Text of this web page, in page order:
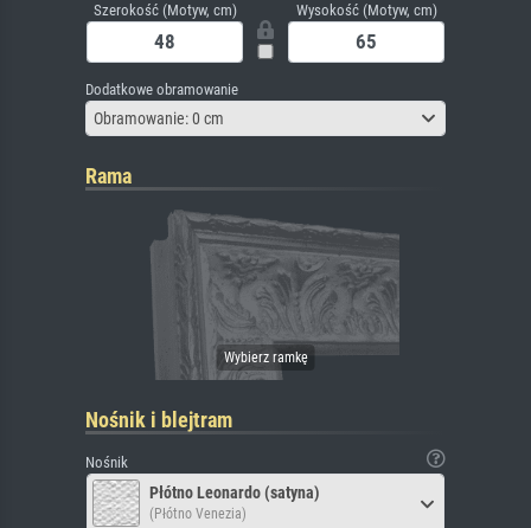
Szerokość (Motyw, cm) Wysokość (Motyw, cm)
Dodatkowe obramowanie
Obramowanie: 0 cm
Rama
Nośnik i blejtram
Nośnik
Płótno Leonardo (satyna)
(Płótno Venezia)